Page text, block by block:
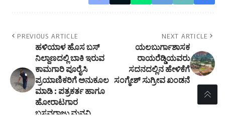
PREVIOUS ARTICLE
ಹಳಿಯಾಳ ಹೊಸ ಬಸ್
ನಿಲ್ದಾಣದಲ್ಲಿ ಬಾಕಿ ಇರುವ
ಕಾಮಗಾರಿ ಪೂರೈಸಿ
ಪ್ರಯಾಣಿಕರಿಗೆ ಅನುಕೂಲ
ಮಾಡಿ : ಪತ್ರಕರ್ತ ಹಾಗೂ
ಹೋರಾಟಗಾರ
ಬಸವರಾಜು ಮನವಿ
NEXT ARTICLE
ಯಲಬುರ್ಗಾಶಾಸಕ
ರಾಯರೆಡ್ಡಿಯವರು
ಸದನದಲ್ಲಿನ ಹೇಳಿಕೆಗೆ
ಸಂಗ್ಮೇಶ್ ಸುಗ್ರೀವ ಖಂಡನೆ